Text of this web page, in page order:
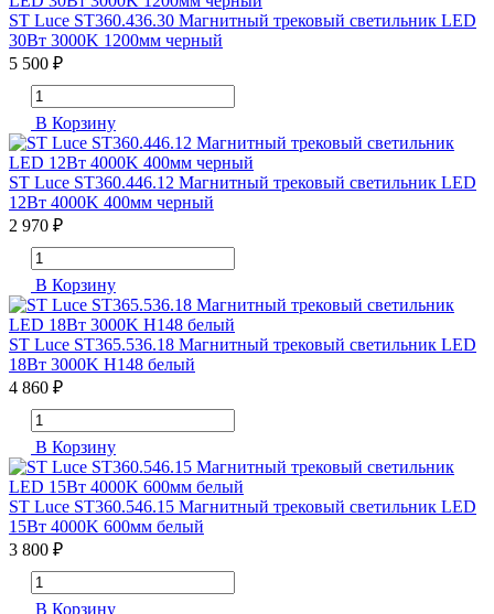
ST Luce ST360.436.30 Магнитный трековый светильник LED
30Вт 3000K 1200мм черный
5 500 ₽
В Корзину
ST Luce ST360.446.12 Магнитный трековый светильник LED
12Вт 4000K 400мм черный
2 970 ₽
В Корзину
ST Luce ST365.536.18 Магнитный трековый светильник LED
18Вт 3000K H148 белый
4 860 ₽
В Корзину
ST Luce ST360.546.15 Магнитный трековый светильник LED
15Вт 4000K 600мм белый
3 800 ₽
В Корзину